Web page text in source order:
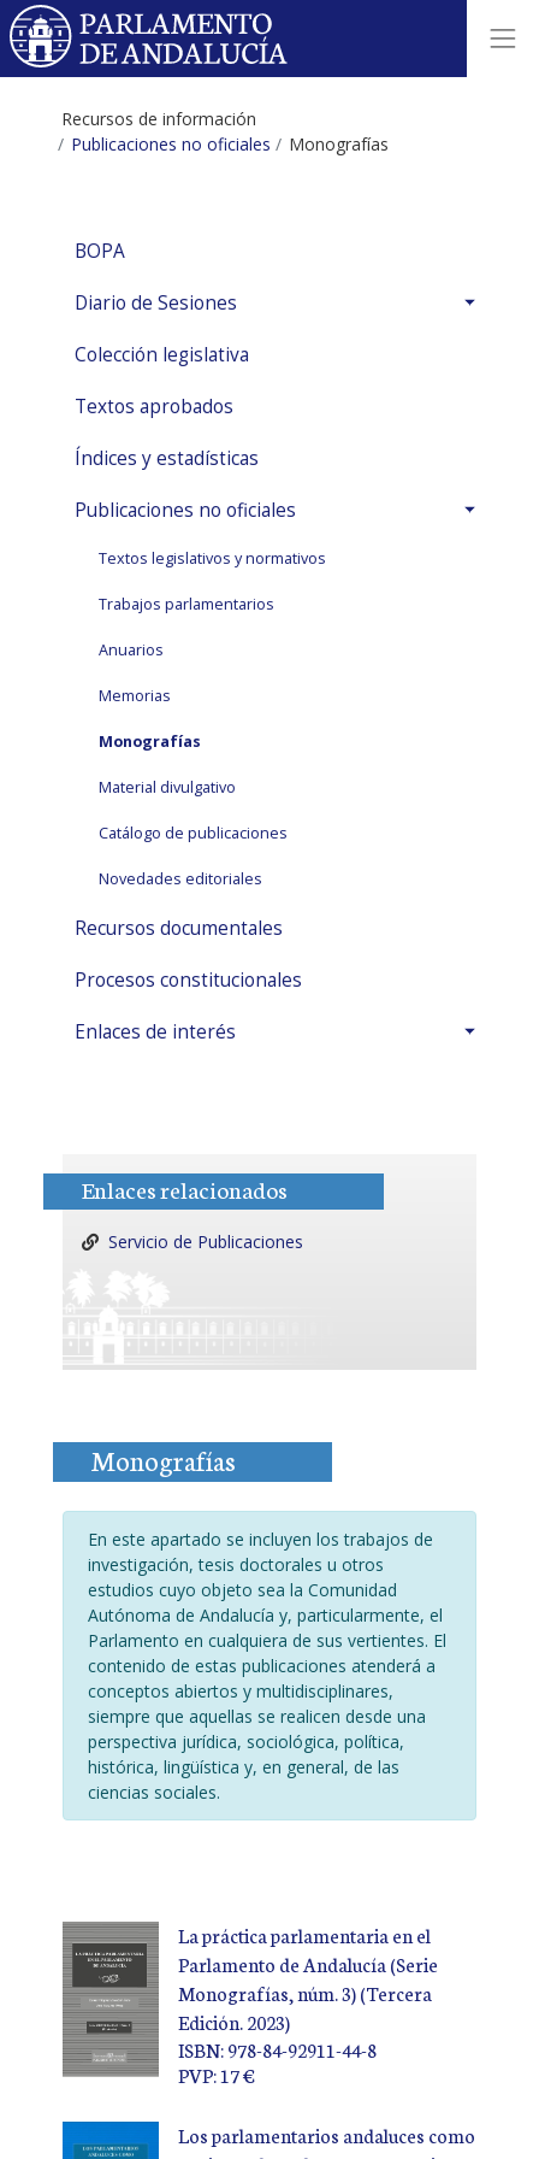
Recursos de información
Publicaciones no oficiales
Monografías
BOPA
Diario de Sesiones
Colección legislativa
Textos aprobados
Índices y estadísticas
Publicaciones no oficiales
Textos legislativos y normativos
Trabajos parlamentarios
Anuarios
Memorias
Monografías
Material divulgativo
Catálogo de publicaciones
Novedades editoriales
Recursos documentales
Procesos constitucionales
Enlaces de interés
Enlaces relacionados
Servicio de Publicaciones
Monografías
En este apartado se incluyen los trabajos de
investigación, tesis doctorales u otros
estudios cuyo objeto sea la Comunidad
Autónoma de Andalucía y, particularmente, el
Parlamento en cualquiera de sus vertientes. El
contenido de estas publicaciones atenderá a
conceptos abiertos y multidisciplinares,
siempre que aquellas se realicen desde una
perspectiva jurídica, sociológica, política,
histórica, lingüística y, en general, de las
ciencias sociales.
La práctica parlamentaria en el
Parlamento de Andalucía (Serie
Monografías, núm. 3) (Tercera
Edición. 2023)
ISBN: 978-84-92911-44-8
PVP: 17 €
Los parlamentarios andaluces como